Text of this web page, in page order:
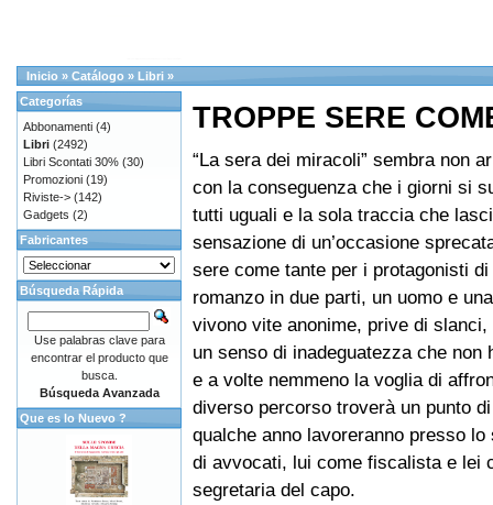
Inicio » Catálogo » Libri »
TROPPE SERE
“La sera dei miracoli” sembra non
con la conseguenza che i giorni si
tutti uguali e la sola traccia che
sensazione di un’occasione
sere come tante per i protagonisti di
romanzo in due parti, un uomo e
vivono vite anonime, prive di
un senso di inadeguatezza che non
e a volte nemmeno la voglia di
diverso percorso troverà un punto
qualche anno lavoreranno presso
di avvocati, lui come fiscalista e lei
segretaria del capo.
Categorías
Abbonamenti (4)
Libri (2492)
Libri Scontati 30% (30)
Promozioni (19)
Riviste-> (142)
Gadgets (2)
Fabricantes
Búsqueda Rápida
Use palabras clave para
encontrar el producto que
busca.
Búsqueda Avanzada
Que es lo Nuevo ?